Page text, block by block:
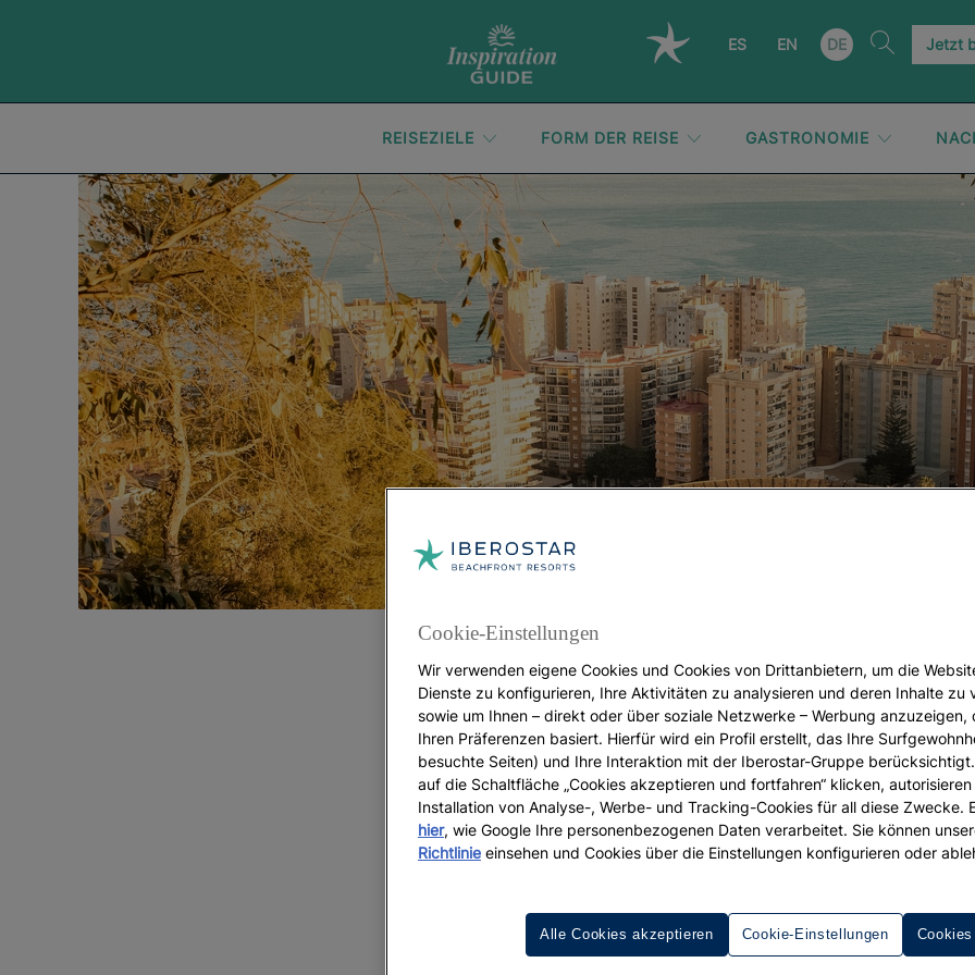
ES EN DE Jetzt
REISEZIELE FORM DER REISE GASTRONOMIE
REISEZIELE
7 Days Under the
Sun: A Journey
Andalusia
Cookie-Einstellungen
Wir verwenden eigene Cookies und Cookies von Drittanbietern, um die
Dienste zu konfigurieren, Ihre Aktivitäten zu analysieren und deren Inhalte zu
sowie um Ihnen – direkt oder über soziale Netzwerke – Werbung anzuzeigen,
Ihren Präferenzen basiert. Hierfür wird ein Profil erstellt, das Ihre
besuchte Seiten) und Ihre Interaktion mit der Iberostar-Gruppe berücksichtigt.
auf die Schaltfläche „Cookies akzeptieren und fortfahren“ klicken, autorisieren
Installation von Analyse-, Werbe- und Tracking-Cookies für all diese Zwecke.
hier, wie Google Ihre personenbezogenen Daten verarbeitet. Sie können
Richtlinie einsehen und Cookies über die Einstellungen konfigurieren oder
Cookie-Einstellungen
Alle Cookies akzeptieren